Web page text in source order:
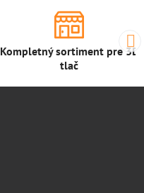
Kompletný sortiment pre 3D
tlač